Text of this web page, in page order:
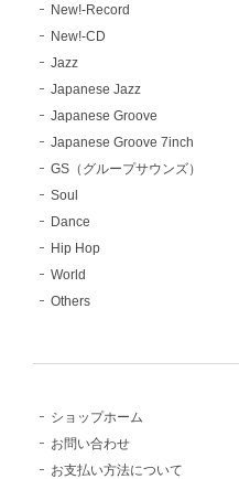
New!-Record
New!-CD
Jazz
Japanese Jazz
Japanese Groove
Japanese Groove 7inch
GS（グループサウンズ）
Soul
Dance
Hip Hop
World
Others
ショップホーム
お問い合わせ
お支払い方法について